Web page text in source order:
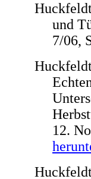
und
7/06,
12.